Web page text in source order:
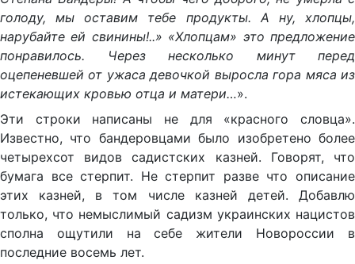
голоду, мы оставим тебе продукты. А ну, хлопцы,
нарубайте ей свинины!..» «Хлопцам» это предложение
понравилось. Через несколько минут перед
оцепеневшей от ужаса девочкой выросла гора мяса из
истекающих кровью отца и матери…».
Эти строки написаны не для «красного словца».
Известно, что бандеровцами было изобретено более
четырехсот видов садистских казней. Говорят, что
бумага все стерпит. Не стерпит разве что описание
этих казней, в том числе казней детей. Добавлю
только, что немыслимый садизм украинских нацистов
сполна ощутили на себе жители Новороссии в
последние восемь лет.